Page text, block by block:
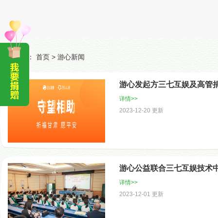
当前位置： 首页 > 游心新闻
游心发起方三七互娱及高管
详情>>
2023-12-20 更新
游心公益联合三七互娱技术
详情>>
2023-12-01 更新